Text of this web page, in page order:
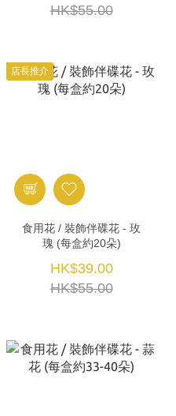
HK$55.00
店長推介
食用花 / 裝飾伴碟花 - 玫
瑰 (每盒約20朵)
HK$39.00
HK$55.00